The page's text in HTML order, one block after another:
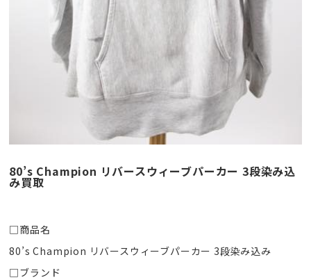
80’s Champion リバースウィーブパーカー 3段染み込
み買取
□商品名
80’s Champion リバースウィーブパーカー 3段染み込み
□ブランド